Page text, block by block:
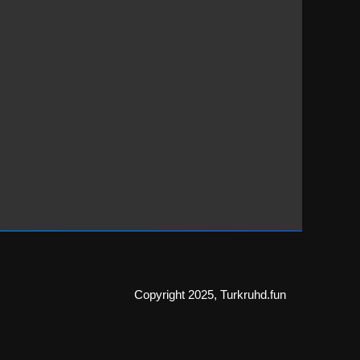
Copyright 2025, Turkruhd.fun